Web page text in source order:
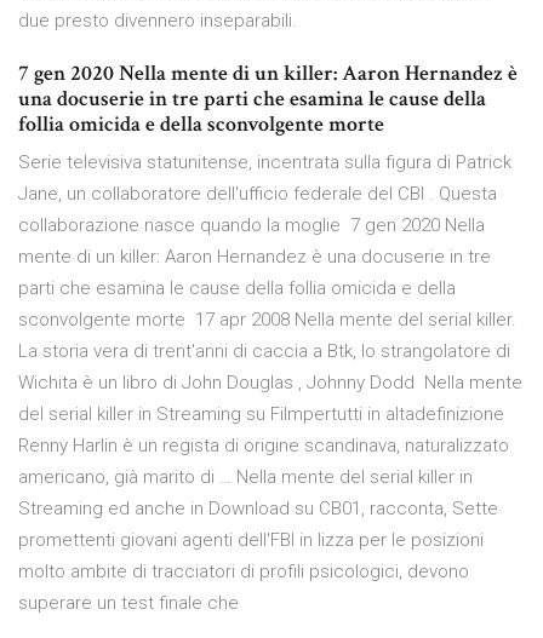
due presto divennero inseparabili.
7 gen 2020 Nella mente di un killer: Aaron Hernandez è
una docuserie in tre parti che esamina le cause della
follia omicida e della sconvolgente morte
Serie televisiva statunitense, incentrata sulla figura di Patrick
Jane, un collaboratore dell'ufficio federale del CBI . Questa
collaborazione nasce quando la moglie 7 gen 2020 Nella
mente di un killer: Aaron Hernandez è una docuserie in tre
parti che esamina le cause della follia omicida e della
sconvolgente morte 17 apr 2008 Nella mente del serial killer.
La storia vera di trent'anni di caccia a Btk, lo strangolatore di
Wichita è un libro di John Douglas , Johnny Dodd Nella mente
del serial killer in Streaming su Filmpertutti in altadefinizione
Renny Harlin è un regista di origine scandinava, naturalizzato
americano, già marito di … Nella mente del serial killer in
Streaming ed anche in Download su CB01, racconta, Sette
promettenti giovani agenti dell'FBI in lizza per le posizioni
molto ambite di tracciatori di profili psicologici, devono
superare un test finale che